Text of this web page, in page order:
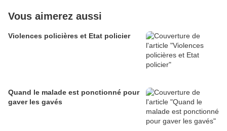
Vous aimerez aussi
Violences policières et Etat policier
Quand le malade est ponctionné pour
gaver les gavés